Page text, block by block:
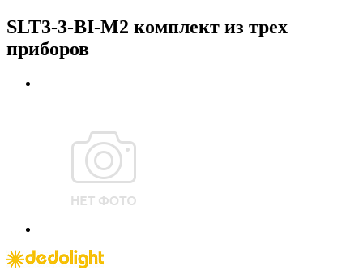
SLT3-3-BI-M2 комплект из трех
приборов